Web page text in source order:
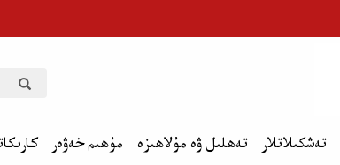
مۇھىم خەۋەر تەھلىل ۋە مۇلاھىزە تەشكىلاتلار